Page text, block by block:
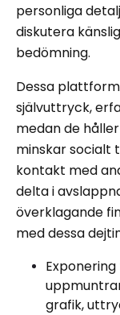
personliga
diskutera
bedömning.
Dessa
självuttryck,
medan de
minskar socialt
kontakt med
delta i
överklagande
med dessa
grafik,